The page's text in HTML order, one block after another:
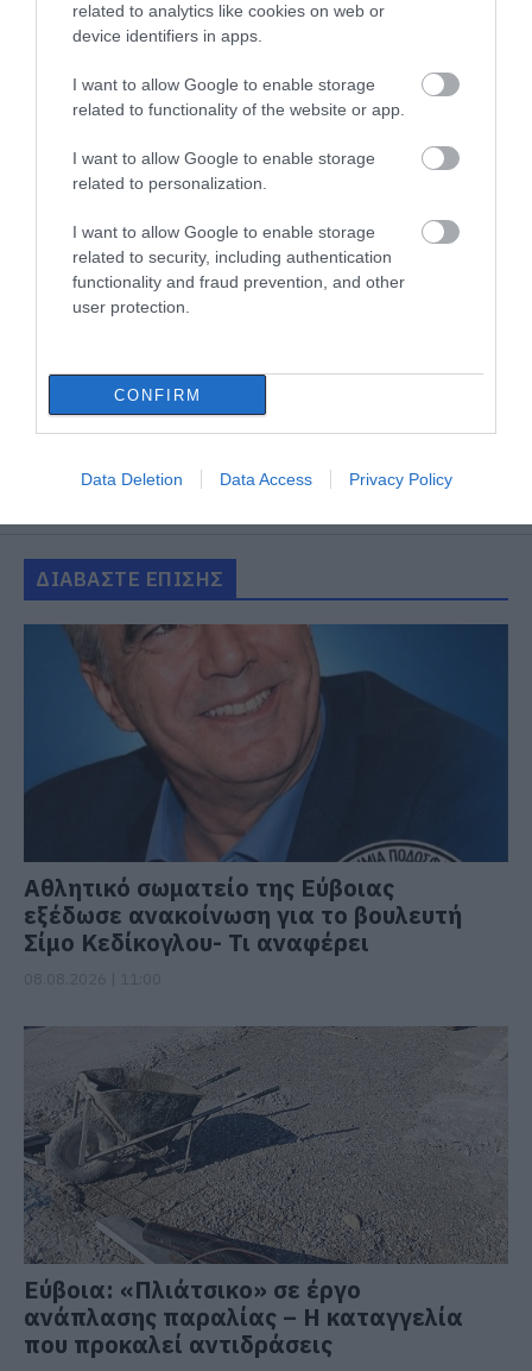
related to analytics like cookies on web or
device identifiers in apps.
I want to allow Google to enable storage
related to functionality of the website or app.
I want to allow Google to enable storage
related to personalization.
I want to allow Google to enable storage
related to security, including authentication
functionality and fraud prevention, and other
user protection.
CONFIRM
Data Deletion Data Access Privacy Policy
ΔΙΑΒΑΣΤΕ ΕΠΙΣΗΣ
Αθλητικό σωματείο της Εύβοιας
εξέδωσε ανακοίνωση για το βουλευτή
Σίμο Κεδίκογλου- Τι αναφέρει
Εύβοια: «Πλιάτσικο» σε έργο
ανάπλασης παραλίας – Η καταγγελία
που προκαλεί αντιδράσεις